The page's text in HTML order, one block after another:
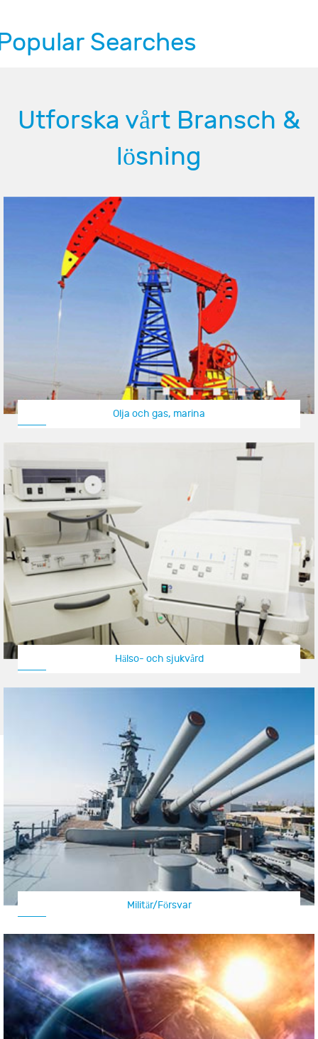
Searches
Utforska vårt Bransch &
lösning
Olja och gas, marina
Hälso- och sjukvård
Militär/Försvar